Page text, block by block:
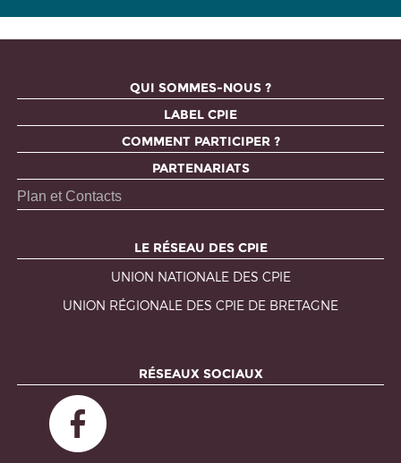
QUI SOMMES-NOUS ?
LABEL CPIE
COMMENT PARTICIPER ?
PARTENARIATS
Plan et Contacts
LE RÉSEAU DES CPIE
UNION NATIONALE DES CPIE
UNION RÉGIONALE DES CPIE DE BRETAGNE
RÉSEAUX SOCIAUX